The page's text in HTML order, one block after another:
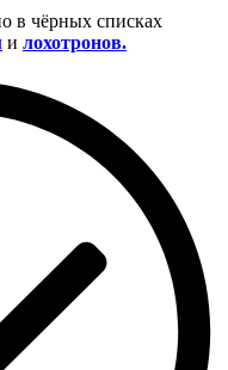
в чёрных списках
и лохотронов.